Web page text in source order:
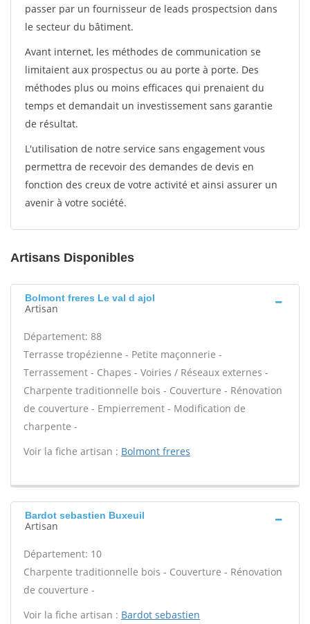
passer par un fournisseur de leads prospectsion dans
le secteur du bâtiment.
Avant internet, les méthodes de communication se
limitaient aux prospectus ou au porte à porte. Des
méthodes plus ou moins efficaces qui prenaient du
temps et demandait un investissement sans garantie
de résultat.
L'utilisation de notre service sans engagement vous
permettra de recevoir des demandes de devis en
fonction des creux de votre activité et ainsi assurer un
avenir à votre société.
Artisans Disponibles
Bolmont freres Le val d ajol
Artisan
Département: 88
Terrasse tropézienne - Petite maçonnerie -
Terrassement - Chapes - Voiries / Réseaux externes -
Charpente traditionnelle bois - Couverture - Rénovation
de couverture - Empierrement - Modification de
charpente -
Voir la fiche artisan : Bolmont freres
Bardot sebastien Buxeuil
Artisan
Département: 10
Charpente traditionnelle bois - Couverture - Rénovation
de couverture -
Voir la fiche artisan : Bardot sebastien